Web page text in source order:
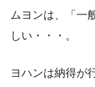
ムヨンは、「一
しい・・・。
ヨハンは納得が